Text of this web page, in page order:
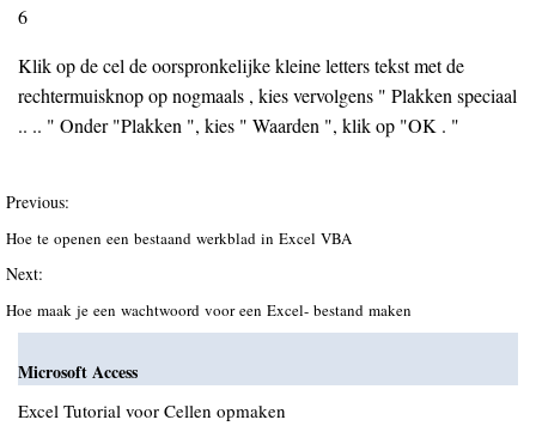
6
Klik op de cel de oorspronkelijke kleine letters tekst met de
rechtermuisknop op nogmaals , kies vervolgens " Plakken speciaal
.. .. " Onder "Plakken ", kies " Waarden ", klik op "OK . "
Previous:
Hoe te openen een bestaand werkblad in Excel VBA
Next:
Hoe maak je een wachtwoord voor een Excel- bestand maken
Microsoft Access
Excel Tutorial voor Cellen opmaken